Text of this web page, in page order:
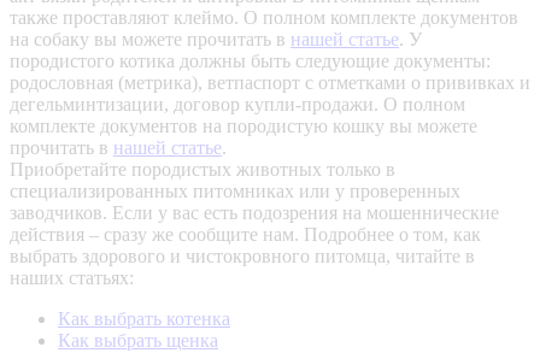
также проставляют клеймо. О полном комплекте документов
на собаку вы можете прочитать в нашей статье. У
породистого котика должны быть следующие документы:
родословная (метрика), ветпаспорт с отметками о прививках и
дегельминтизации, договор купли-продажи. О полном
комплекте документов на породистую кошку вы можете
прочитать в нашей статье.
Приобретайте породистых животных только в
специализированных питомниках или у проверенных
заводчиков. Если у вас есть подозрения на мошеннические
действия – сразу же сообщите нам. Подробнее о том, как
выбрать здорового и чистокровного питомца, читайте в
наших статьях:
Как выбрать котенка
Как выбрать щенка